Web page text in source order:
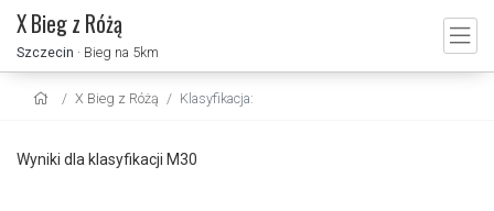
X Bieg z Różą
Szczecin · Bieg na 5km
X Bieg z Różą Klasyfikacja:
Wyniki dla klasyfikacji M30